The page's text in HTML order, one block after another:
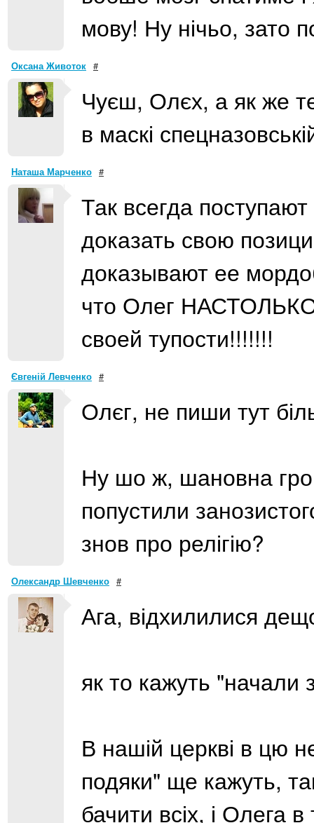
мову! Ну нічьо, зато
Оксана Животок #
Чуєш, Олєх, а як же
в маскі
Наташа Марченко #
Так всегда
доказать свою
доказывают ее
что Олег
своей тупости!!!!!!!
Євгеній Левченко #
Олєг, не пиши тут
Ну шо ж, шановна
попустили
знов про релігію?
Олександр Шевченко #
Ага, відхилилися
як то кажуть "начали
В нашій церкві в цю
подяки" ще кажуть,
бачити всіх, і Олега